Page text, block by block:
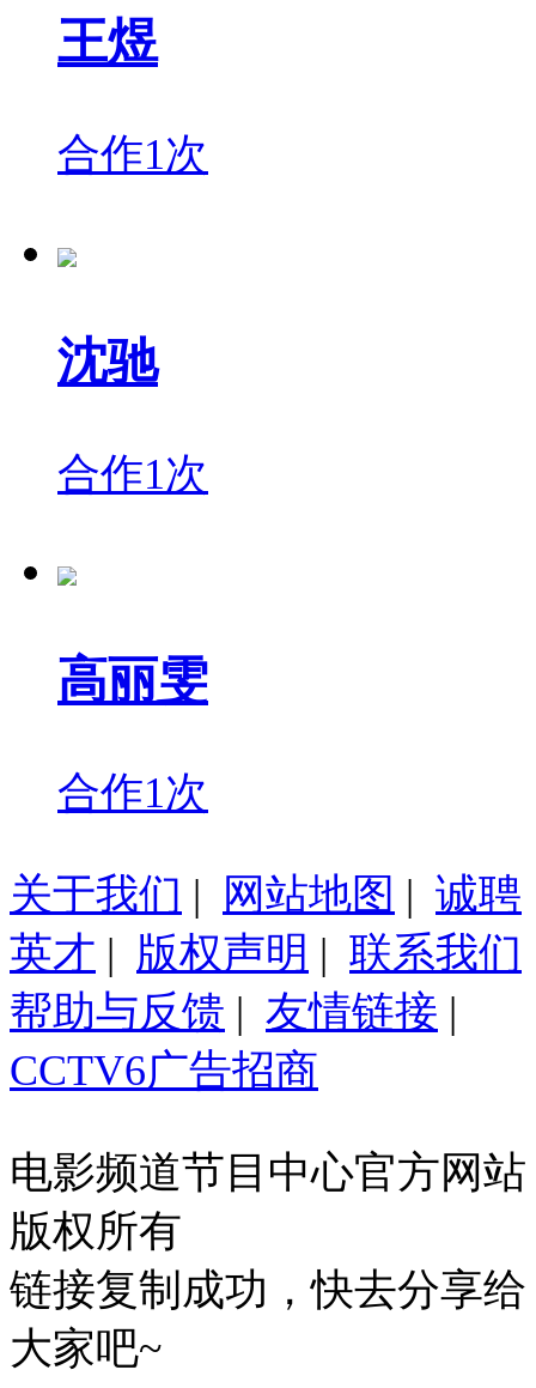
王煜
合作1次
沈驰
合作1次
高丽雯
合作1次
关于我们 | 网站地图 | 诚聘
英才 | 版权声明 | 联系我们
帮助与反馈 | 友情链接 |
CCTV6广告招商
电影频道节目中心官方网站
版权所有
链接复制成功，快去分享给
大家吧~